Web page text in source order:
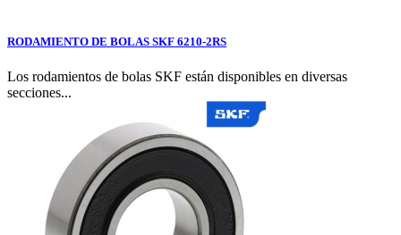
RODAMIENTO DE BOLAS SKF 6210-2RS
Los rodamientos de bolas SKF están disponibles en diversas
secciones...